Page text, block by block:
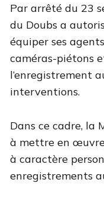
Par arrêté du 23
du Doubs a
équiper ses
caméras-piétons
l’enregistrement
interventions.
Dans ce cadre, la
à mettre en
à caractère
enregistrements